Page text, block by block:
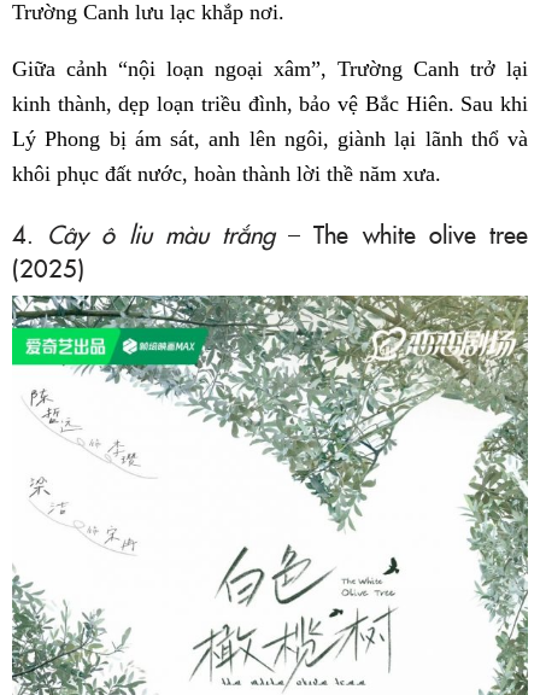
Trường Canh lưu lạc khắp nơi.
Giữa cảnh “nội loạn ngoại xâm”, Trường Canh trở lại
kinh thành, dẹp loạn triều đình, bảo vệ Bắc Hiên. Sau khi
Lý Phong bị ám sát, anh lên ngôi, giành lại lãnh thổ và
khôi phục đất nước, hoàn thành lời thề năm xưa.
4. Cây ô liu màu trắng– The white olive tree
(2025)